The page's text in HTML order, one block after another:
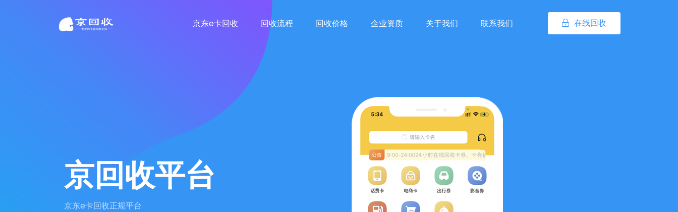
在线回收
京东e卡回收 回收流程 回收价格 企业资质 关于我们 联系我们
京回收平台
京东e卡回收正规平台